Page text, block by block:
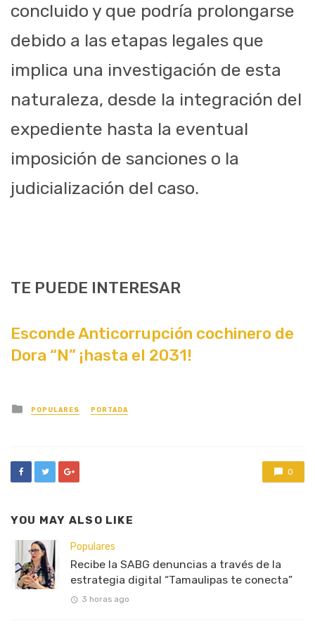
concluido y que podría prolongarse
debido a las etapas legales que
implica una investigación de esta
naturaleza, desde la integración del
expediente hasta la eventual
imposición de sanciones o la
judicialización del caso.
TE PUEDE INTERESAR
Esconde Anticorrupción cochinero de
Dora “N” ¡hasta el 2031!
Posted
in
POPULARES PORTADA
0
YOU MAY ALSO LIKE
Populares
Recibe la SABG denuncias a través de la
estrategia digital “Tamaulipas te conecta”
3 horas ago